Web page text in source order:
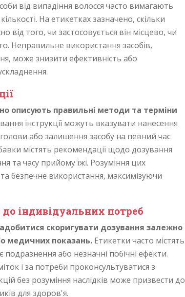
від випадіння волосся часто вимагають
На етикетках зазначено, скільки
від того, чи застосовується він місцево, чи
Неправильне використання засобів,
може знизити ефективність або
описують правильні методи та терміни
інструкції можуть вказувати нанесення
або залишення засобу на певний час
містять рекомендації щодо дозування
та часу прийому їжі. Розуміння цих
та безпечне використання, максимізуючи
індивідуальних потреб
скоригувати дозування залежно
медичних показань. Етикетки часто містять
подразнення або незначні побічні ефекти.
і за потреби проконсультуватися з
без розуміння наслідків може призвести до
для здоров'я.